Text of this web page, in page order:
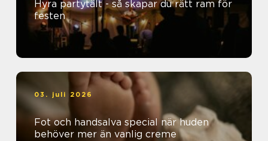
Hyra partytält - så skapar du rätt ram för
festen
03. juli 2026
Fot och handsalva special när huden
behöver mer än vanlig creme